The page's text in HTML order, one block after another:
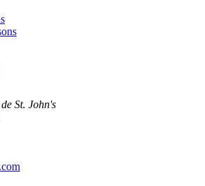
St. John's